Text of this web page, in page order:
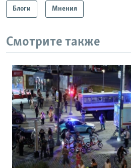
Блоги Мнения
Смотрите также